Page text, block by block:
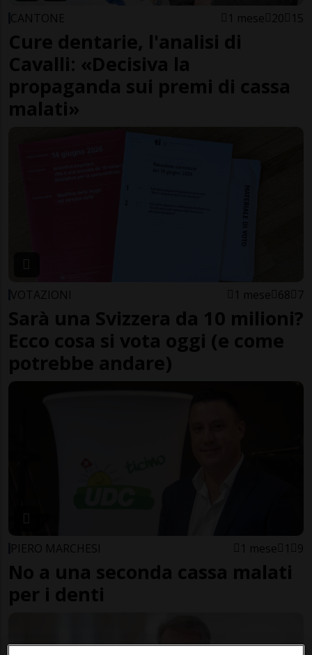
CANTONE 1 mese 20 15
Cure dentarie, l'analisi di
Cavalli: «Decisiva la
propaganda sui premi di cassa
malati»
VOTAZIONI 1 mese 68 7
Sarà una Svizzera da 10 milioni?
Ecco cosa si vota oggi (e come
potrebbe andare)
PIERO MARCHESI 1 mese 1 9
No a una seconda cassa malati
per i denti